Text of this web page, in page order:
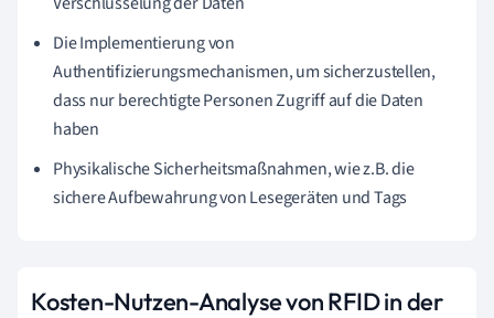
Die Implementierung von
Authentifizierungsmechanismen, um sicherzustellen,
dass nur berechtigte Personen Zugriff auf die Daten
haben
Physikalische Sicherheitsmaßnahmen, wie z.B. die
sichere Aufbewahrung von Lesegeräten und Tags
Kosten-Nutzen-Analyse von RFID in der